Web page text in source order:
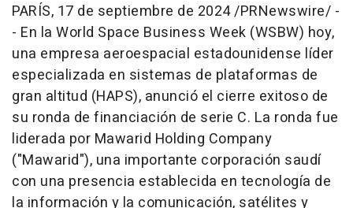
PARÍS, 17 de septiembre de 2024/PRNewswire/ -
- En la World Space Business Week (WSBW) hoy,
una empresa aeroespacial estadounidense líder
especializada en sistemas de plataformas de
gran altitud (HAPS), anunció el cierre exitoso de
su ronda de financiación de serie C. La ronda fue
liderada por Mawarid Holding Company
("Mawarid"), una importante corporación saudí
con una presencia establecida en tecnología de
la información y la comunicación, satélites y